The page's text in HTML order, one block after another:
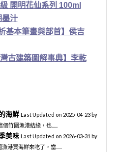
開明花仙系列 100ml
墨汁
基本筆畫與部首】侯吉
古建築圖解事典】李乾
海鮮 Last Updated on 2025-04-23 by
竹圍漁港結緣，也......
美味 Last Updated on 2026-03-31 by
港買海鮮來吃了，當......